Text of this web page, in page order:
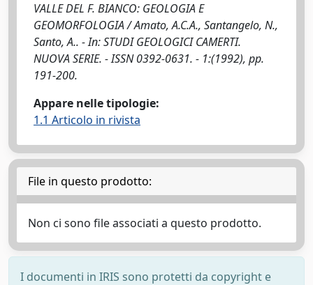
VALLE DEL F. BIANCO: GEOLOGIA E
GEOMORFOLOGIA / Amato, A.C.A., Santangelo, N.,
Santo, A.. - In: STUDI GEOLOGICI CAMERTI.
NUOVA SERIE. - ISSN 0392-0631. - 1:(1992), pp.
191-200.
Appare nelle tipologie:
1.1 Articolo in rivista
File in questo prodotto:
Non ci sono file associati a questo prodotto.
I documenti in IRIS sono protetti da copyright e